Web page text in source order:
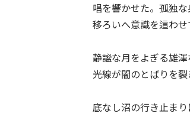
唱を響かせた。孤独
移ろいへ意識を這わせ
静謐な月をよぎる雄
光線が闇のとばりを
底なし沼の行き止ま